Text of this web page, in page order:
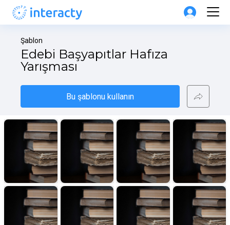
Şablon
Edebi Başyapıtlar Hafıza
Yarışması
Bu şablonu kullanın